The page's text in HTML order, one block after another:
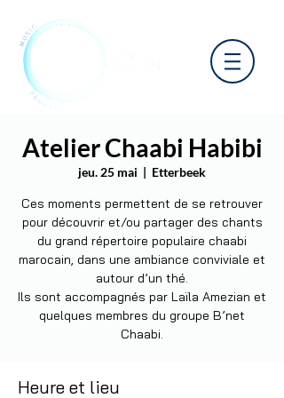
Atelier Chaabi Habibi
jeu. 25 mai
  |
Etterbeek
Ces moments permettent de se retrouver
pour découvrir et/ou partager des chants
du grand répertoire populaire chaabi
marocain, dans une ambiance conviviale et
autour d’un thé.
Ils sont accompagnés par Laïla Amezian et
quelques membres du groupe B’net
Chaabi.
Heure et lieu